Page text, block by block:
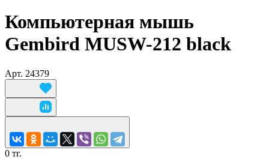
Компьютерная мышь
Gembird MUSW-212 black
Арт. 24379
0 тг.